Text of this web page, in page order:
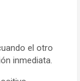
el otro
inmediata.